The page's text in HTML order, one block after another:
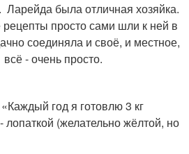
была отличная хозяйка.
просто сами шли к ней в
соединяла и своё, и местное,
- очень просто.
год я готовлю 3 кг
лопаткой (желательно жёлтой, но